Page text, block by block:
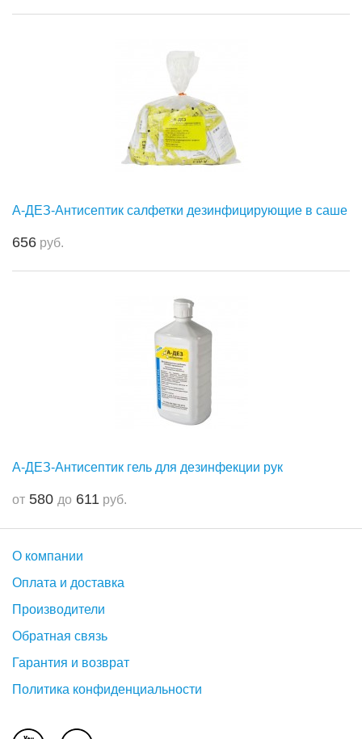
А-ДЕЗ-Антисептик салфетки дезинфицирующие в саше
656 руб.
А-ДЕЗ-Антисептик гель для дезинфекции рук
от 580 до 611 руб.
О компании
Оплата и доставка
Производители
Обратная связь
Гарантия и возврат
Политика конфиденциальности